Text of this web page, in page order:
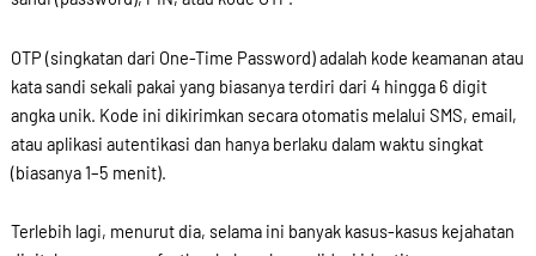
OTP (singkatan dari One-Time Password) adalah kode keamanan atau
kata sandi sekali pakai yang biasanya terdiri dari 4 hingga 6 digit
angka unik. Kode ini dikirimkan secara otomatis melalui SMS, email,
atau aplikasi autentikasi dan hanya berlaku dalam waktu singkat
(biasanya 1–5 menit).
Terlebih lagi, menurut dia, selama ini banyak kasus-kasus kejahatan